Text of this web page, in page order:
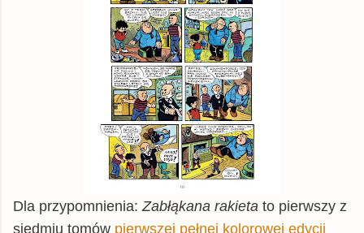
Dla przypomnienia: Zabłąkana rakieta to pierwszy z
siedmiu tomów pierwszej pełnej kolorowej edycji